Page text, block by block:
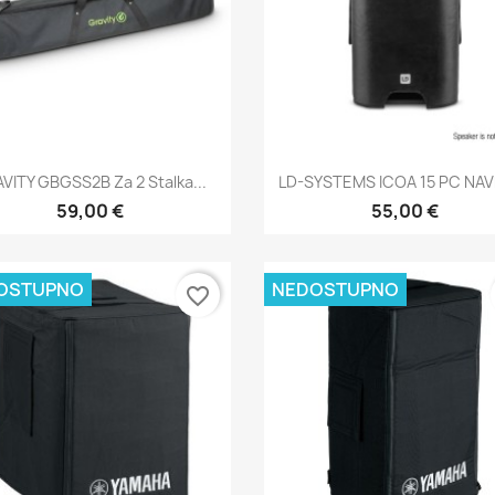
Brzi pregled
GBGSS2B Za 2 Stalka...
59,00 €
Brzi pregled
LD-SYSTEMS ICOA 15 PC
55,00 €
favorite_border NEDOSTUPNO